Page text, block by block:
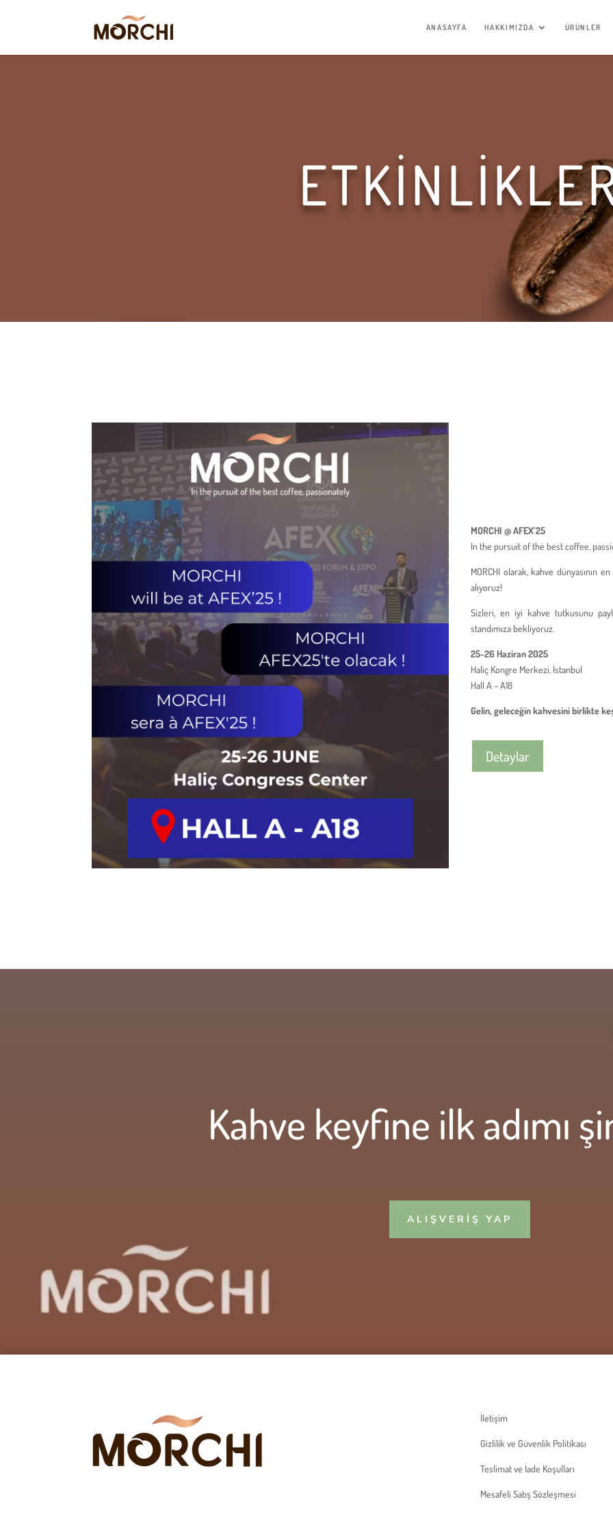
ANASAYFA HAKKIMIZDA ÜRÜNLER
MORCHI @ AFEX’25
In the pursuit of the best coffee,
MORCHI olarak, kahve dünyasının
alıyoruz!
Sizleri, en iyi kahve tutkusunu
standımıza bekliyoruz.
25-26 Haziran 2025
Haliç Kongre Merkezi, İstanbul
Hall A – A18
Gelin, geleceğin kahvesini birlikte
Detaylar
Kahve keyfine ilk adımı
ALIŞVERİŞ YAP
İletişim
Gizlilik ve Güvenlik Politikası
Teslimat ve İade Koşulları
Mesafeli Satış Sözleşmesi